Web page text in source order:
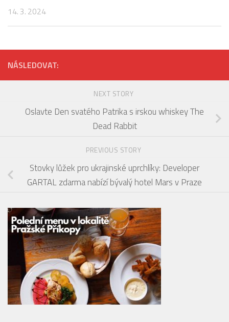
14. 3. 2024
NÁSLEDOVAT:
NEXT STORY
Oslavte Den svatého Patrika s irskou whiskey The
Dead Rabbit
PREVIOUS STORY
Stovky lůžek pro ukrajinské uprchlíky: Developer
GARTAL zdarma nabízí bývalý hotel Mars v Praze